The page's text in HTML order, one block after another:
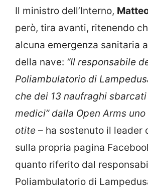
Il ministro dell’Interno,
però, tira avanti, ritenendo
alcuna emergenza sanitaria
della nave: “Il responsabile
Poliambulatorio di
che dei 13 naufraghi
medici” dalla Open Arms uno
otite – ha sostenuto il leader
sulla propria pagina
quanto riferito dal
Poliambulatorio di